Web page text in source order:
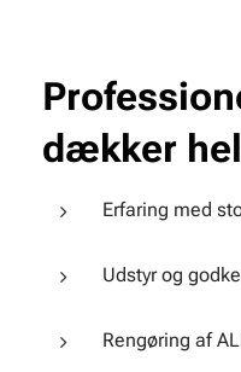
dækker
Erfaring med
Udstyr og
Rengøring af